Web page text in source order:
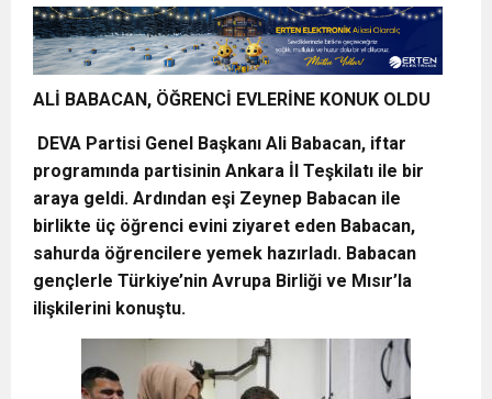
ALİ BABACAN, ÖĞRENCİ EVLERİNE KONUK OLDU
DEVA Partisi Genel Başkanı Ali Babacan, iftar
programında partisinin Ankara İl Teşkilatı ile bir
araya geldi. Ardından eşi Zeynep Babacan ile
birlikte üç öğrenci evini ziyaret eden Babacan,
sahurda öğrencilere yemek hazırladı. Babacan
gençlerle Türkiye’nin Avrupa Birliği ve Mısır’la
ilişkilerini konuştu.